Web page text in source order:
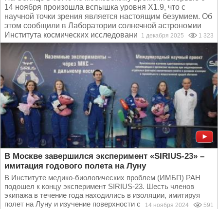
14 ноября произошла вспышка уровня X1.9, что с
научной точки зрения является настоящим безумием. Об
этом сообщили в Лаборатории солнечной астрономии
Института космических исследований и Института...
1 декабря 2025 1 323
В Москве завершился эксперимент «SIRIUS-23» –
имитация годового полета на Луну
В Институте медико-биологических проблем (ИМБП) РАН
подошел к концу эксперимент SIRIUS-23. Шесть членов
экипажа в течение года находились в изоляции, имитируя
полет на Луну и изучение поверхности спутника...
14 ноября 2024 591